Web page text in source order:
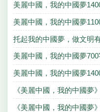
美麗中國，我的中國夢
美麗中國，我的中國夢
托起我的中國夢，做文明
美麗中國，我的中國夢700
美麗中國，我的中國夢
《美麗中國，我的中國夢
《美麗中國，我的中國夢